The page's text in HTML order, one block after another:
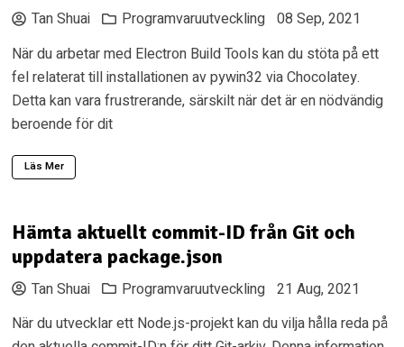
Tan Shuai Programvaruutveckling 08 Sep, 2021
När du arbetar med Electron Build Tools kan du stöta på ett
fel relaterat till installationen av pywin32 via Chocolatey.
Detta kan vara frustrerande, särskilt när det är en nödvändig
beroende för dit
Läs Mer
Hämta aktuellt commit-ID från Git och
uppdatera package.json
Tan Shuai Programvaruutveckling 21 Aug, 2021
När du utvecklar ett Node.js-projekt kan du vilja hålla reda på